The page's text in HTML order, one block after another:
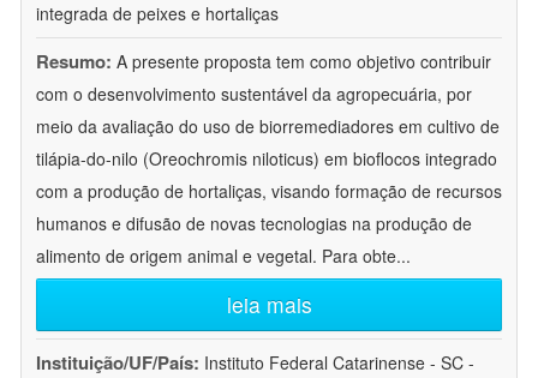
integrada de peixes e hortaliças
Resumo: A presente proposta tem como objetivo contribuir
com o desenvolvimento sustentável da agropecuária, por
meio da avaliação do uso de biorremediadores em cultivo de
tilápia-do-nilo (Oreochromis niloticus) em bioflocos integrado
com a produção de hortaliças, visando formação de recursos
humanos e difusão de novas tecnologias na produção de
alimento de origem animal e vegetal. Para obte...
leia mais
Instituição/UF/País: Instituto Federal Catarinense - SC -